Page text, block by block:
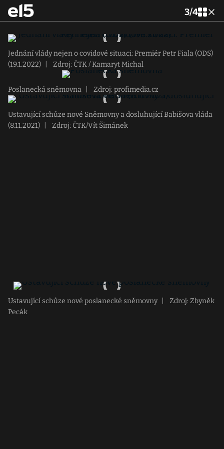
3/4
Jednání vlády nejen o covidové situaci: Premiér Petr Fiala (ODS)
(19.1.2022)
Zdroj: ČTK / Kamaryt Michal
Poslanecká sněmovna Zdroj: profimedia.cz
Ustavující schůze nové Sněmovny a dosluhující Babišova vláda
(8.11.2021)
Zdroj: ČTK/Vít Šimánek
Ustavující schůze nové poslanecké sněmovny
Zdroj: Zbyněk
Pecák